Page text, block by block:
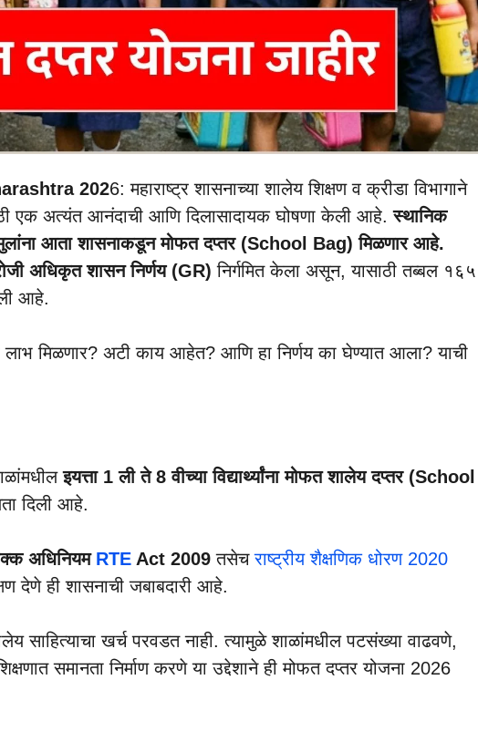
2026: महाराष्ट्र शासनाच्या शालेय शिक्षण व क्रीडा विभागाने
एक अत्यंत आनंदाची आणि दिलासादायक घोषणा केली आहे.स्थानिक
मुलांना आता शासनाकडून मोफत दप्तर (School Bag) मिळणार आहे.
अधिकृत शासन निर्णय (GR)निर्गमित केला असून, यासाठी तब्बल १६५
आहे.
लाभ मिळणार? अटी काय आहेत? आणि हा निर्णय का घेण्यात आला? याची
इयत्ता 1 ली ते 8 वीच्या विद्यार्थ्यांना मोफत शालेय दप्तर (School
दिली आहे.
अधिनियम RTE Act 2009 तसेचराष्ट्रीय शैक्षणिक धोरण 2020
देणे ही शासनाची जबाबदारी आहे.
साहित्याचा खर्च परवडत नाही. त्यामुळे शाळांमधील पटसंख्या वाढवणे,
समानता निर्माण करणे या उद्देशाने ही मोफत दप्तर योजना 2026